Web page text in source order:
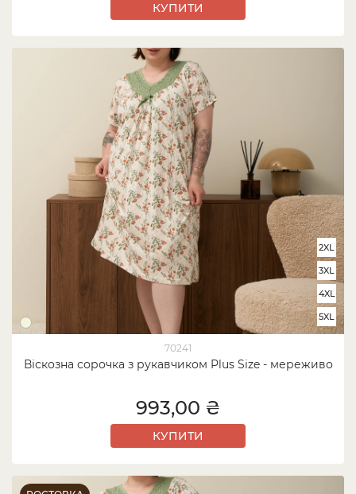
КУПИТИ
70241
Віскозна сорочка з рукавчиком Plus Size - мереживо
2XL
3XL
4XL
5XL
993,00 ₴
КУПИТИ